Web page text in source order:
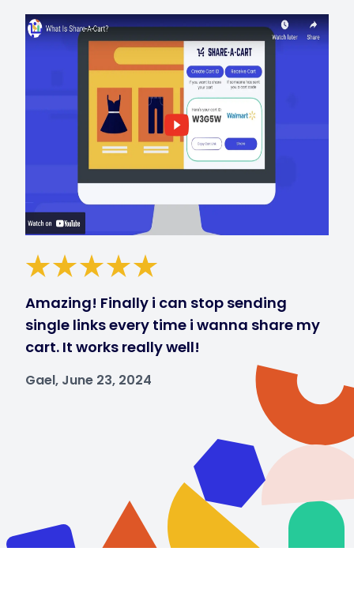
Amazing! Finally i can stop sending
single links every time i wanna share my
cart. It works really well!
Gael, June 23, 2024